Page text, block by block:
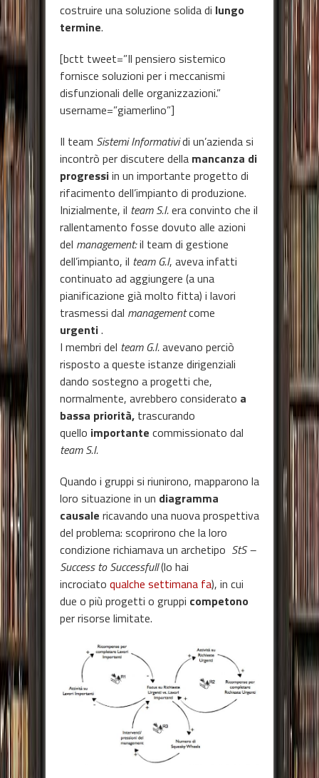
costruire una soluzione solida di lungo
termine.
[bctt tweet=”Il pensiero sistemico
fornisce soluzioni per i meccanismi
disfunzionali delle organizzazioni.”
username=”giamerlino”]
Il team Sistemi Informatividi un’azienda si
incontrò per discutere della mancanza di
progressiin un importante progetto di
rifacimento dell’impianto di produzione.
Inizialmente, il team S.I.era convinto che il
rallentamento fosse dovuto alle azioni
del management:il team di gestione
dell’impianto, il team G.I, aveva infatti
continuato ad aggiungere (a una
pianificazione già molto fitta) i lavori
trasmessi dal managementcome
urgenti.
I membri del team G.I.avevano perciò
risposto a queste istanze dirigenziali
dando sostegno a progetti che,
normalmente, avrebbero considerato a
bassa priorità, trascurando
quello importante commissionato dal
team S.I.
Quando i gruppi si riunirono, mapparono la
loro situazione in un diagramma
causale ricavando una nuova prospettiva
del problema: scoprirono che la loro
condizione richiamava un archetipo StS –
Success to Successfull(lo hai
incrociato qualche settimana fa), in cui
due o più progetti o gruppi competono
per risorse limitate.